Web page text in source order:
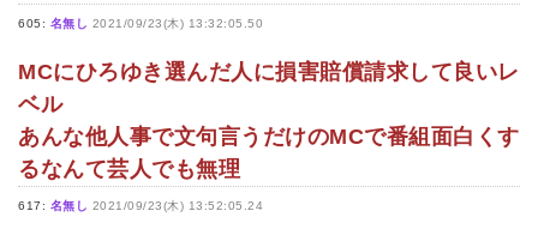
605: 名無し 2021/09/23(木) 13:32:05.50
MCにひろゆき選んだ人に損害賠償請求して良いレ
ベル
あんな他人事で文句言うだけのMCで番組面白くす
るなんて芸人でも無理
617: 名無し 2021/09/23(木) 13:52:05.24